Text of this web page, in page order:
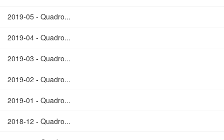
2019-05 - Quadro...
2019-04 - Quadro...
2019-03 - Quadro...
2019-02 - Quadro...
2019-01 - Quadro...
2018-12 - Quadro...